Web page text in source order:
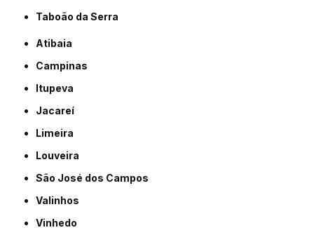
Taboão da Serra
Atibaia
Campinas
Itupeva
Jacareí
Limeira
Louveira
São José dos Campos
Valinhos
Vinhedo